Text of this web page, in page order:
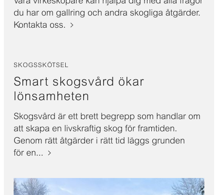
du har om gallring och andra skogliga åtgärder.
Kontakta oss.
SKOGSSKÖTSEL
Smart skogsvård ökar
lönsamheten
Skogsvård är ett brett begrepp som handlar om
att skapa en livskraftig skog för framtiden.
Genom rätt åtgärder i rätt tid läggs grunden
för en...